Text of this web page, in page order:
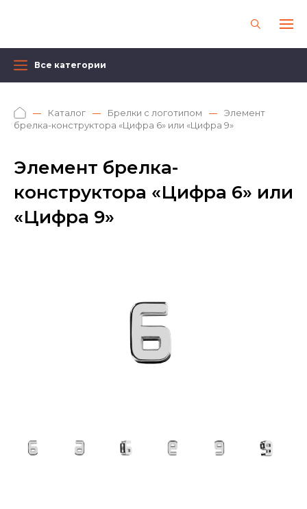
Все категории
Каталог Брелки с логотипом
Элемент
брелка-конструктора «Цифра 6» или «Цифра 9»
Элемент брелка-
конструктора «Цифра 6» или
«Цифра 9»